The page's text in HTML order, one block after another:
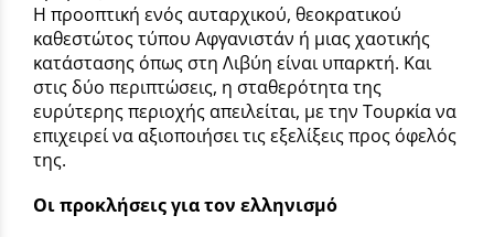
Η προοπτική ενός αυταρχικού, θεοκρατικού
καθεστώτος τύπου Αφγανιστάν ή μιας χαοτικής
κατάστασης όπως στη Λιβύη είναι υπαρκτή. Και
στις δύο περιπτώσεις, η σταθερότητα της
ευρύτερης περιοχής απειλείται, με την Τουρκία να
επιχειρεί να αξιοποιήσει τις εξελίξεις προς όφελός
της.
Οι προκλήσεις για τον ελληνισμό